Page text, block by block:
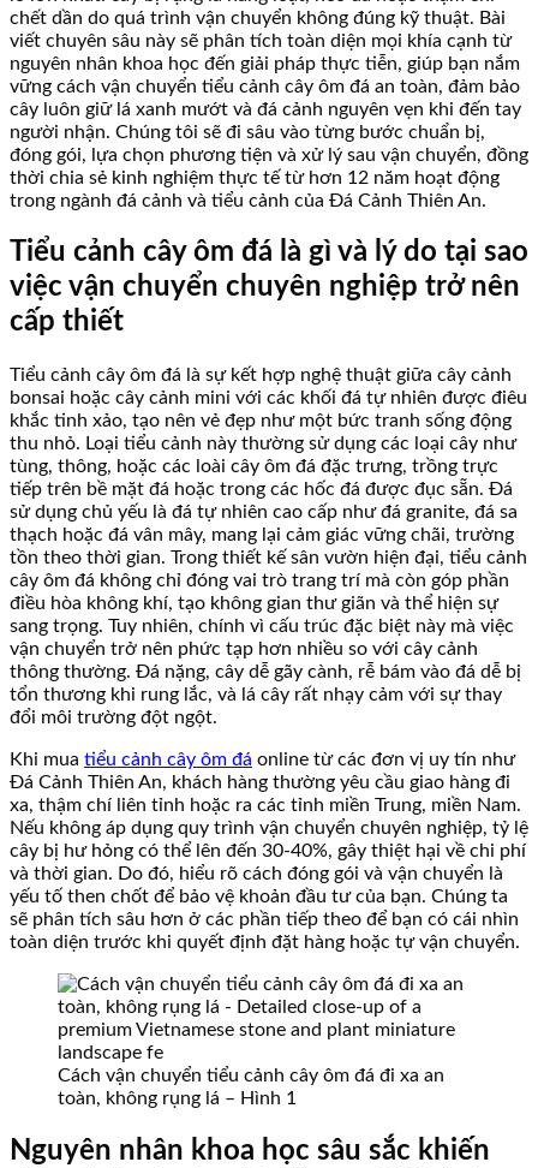
chết dần do quá trình vận chuyển không đúng kỹ thuật. Bài
viết chuyên sâu này sẽ phân tích toàn diện mọi khía cạnh từ
nguyên nhân khoa học đến giải pháp thực tiễn, giúp bạn nắm
vững cách vận chuyển tiểu cảnh cây ôm đá an toàn, đảm bảo
cây luôn giữ lá xanh mướt và đá cảnh nguyên vẹn khi đến tay
người nhận. Chúng tôi sẽ đi sâu vào từng bước chuẩn bị,
đóng gói, lựa chọn phương tiện và xử lý sau vận chuyển, đồng
thời chia sẻ kinh nghiệm thực tế từ hơn 12 năm hoạt động
trong ngành đá cảnh và tiểu cảnh của Đá Cảnh Thiên An.
Tiểu cảnh cây ôm đá là gì và lý do tại sao
việc vận chuyển chuyên nghiệp trở nên
cấp thiết
Tiểu cảnh cây ôm đá là sự kết hợp nghệ thuật giữa cây cảnh
bonsai hoặc cây cảnh mini với các khối đá tự nhiên được điêu
khắc tinh xảo, tạo nên vẻ đẹp như một bức tranh sống động
thu nhỏ. Loại tiểu cảnh này thường sử dụng các loại cây như
tùng, thông, hoặc các loài cây ôm đá đặc trưng, trồng trực
tiếp trên bề mặt đá hoặc trong các hốc đá được đục sẵn. Đá
sử dụng chủ yếu là đá tự nhiên cao cấp như đá granite, đá sa
thạch hoặc đá vân mây, mang lại cảm giác vững chãi, trường
tồn theo thời gian. Trong thiết kế sân vườn hiện đại, tiểu cảnh
cây ôm đá không chỉ đóng vai trò trang trí mà còn góp phần
điều hòa không khí, tạo không gian thư giãn và thể hiện sự
sang trọng. Tuy nhiên, chính vì cấu trúc đặc biệt này mà việc
vận chuyển trở nên phức tạp hơn nhiều so với cây cảnh
thông thường. Đá nặng, cây dễ gãy cành, rễ bám vào đá dễ bị
tổn thương khi rung lắc, và lá cây rất nhạy cảm với sự thay
đổi môi trường đột ngột.
Khi mua tiểu cảnh cây ôm đá online từ các đơn vị uy tín như
Đá Cảnh Thiên An, khách hàng thường yêu cầu giao hàng đi
xa, thậm chí liên tỉnh hoặc ra các tỉnh miền Trung, miền Nam.
Nếu không áp dụng quy trình vận chuyển chuyên nghiệp, tỷ lệ
cây bị hư hỏng có thể lên đến 30-40%, gây thiệt hại về chi phí
và thời gian. Do đó, hiểu rõ cách đóng gói và vận chuyển là
yếu tố then chốt để bảo vệ khoản đầu tư của bạn. Chúng ta
sẽ phân tích sâu hơn ở các phần tiếp theo để bạn có cái nhìn
toàn diện trước khi quyết định đặt hàng hoặc tự vận chuyển.
Cách vận chuyển tiểu cảnh cây ôm đá đi xa an
toàn, không rụng lá – Hình 1
Nguyên nhân khoa học sâu sắc khiến